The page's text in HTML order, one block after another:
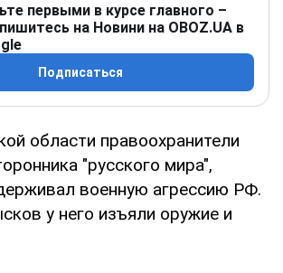
первыми в курсе главного –
на Новини на OBOZ.UA в
Подписаться
области правоохранители
"русского мира",
военную агрессию РФ.
у него изъяли оружие и